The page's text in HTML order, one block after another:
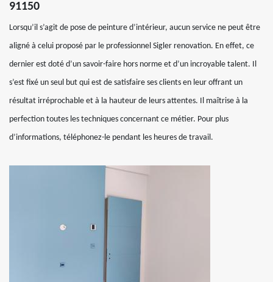
91150
Lorsqu’il s’agit de pose de peinture d’intérieur, aucun service ne peut être
aligné à celui proposé par le professionnel Sigler renovation. En effet, ce
dernier est doté d’un savoir-faire hors norme et d’un incroyable talent. Il
s’est fixé un seul but qui est de satisfaire ses clients en leur offrant un
résultat irréprochable et à la hauteur de leurs attentes. Il maîtrise à la
perfection toutes les techniques concernant ce métier. Pour plus
d’informations, téléphonez-le pendant les heures de travail.